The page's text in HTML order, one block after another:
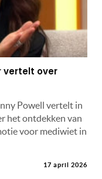
vertelt over
Powell vertelt in
het ontdekken van
voor mediwiet in
17 april 2026